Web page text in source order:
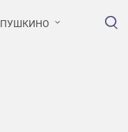
ПУШКИНО